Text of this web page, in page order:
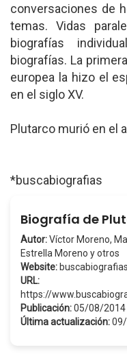
conversaciones de
temas. Vidas
biografías
biografías. La
europea la hizo el
en el siglo XV.
Plutarco murió en el
*buscabiografias
Biografía de
Autor:Víctor Moreno,
Estrella Moreno y otros
Website:
URL:
https://
Publicación:05/08/2014
Última actualización: